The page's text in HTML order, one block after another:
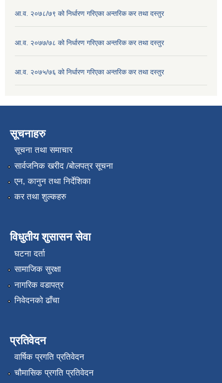
आ.व. २०७८/७९ को निर्धारण गरिएका अन्तरिक कर तथा दस्तुर
आ.व. २०७७/७८ को निर्धारण गरिएका अन्तरिक कर तथा दस्तुर
आ.व. २०७५/७६ को निर्धारण गरिएका अन्तरिक कर तथा दस्तुर
सूचनाहरु
सूचना तथा समाचार
सार्वजनिक खरीद /बोलपत्र सूचना
एन, कानुन तथा निर्देशिका
कर तथा शुल्कहरु
विधुतीय शुसासन सेवा
घटना दर्ता
सामाजिक सुरक्षा
नागरिक वडापत्र
निवेदनको ढाँचा
प्रतिवेदन
वार्षिक प्रगति प्रतिवेदन
चौमासिक प्रगति प्रतिवेदन